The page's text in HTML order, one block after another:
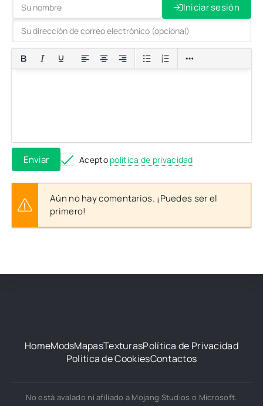
Iniciar sesión
Enviar Acepto política de privacidad
Aún no hay comentarios. ¡Puedes ser el
primero!
HomeModsMapasTexturasPolítica de Privacidad
Política de CookiesContactos
No está avalado ni afiliado a Mojang Studios o Microsoft.